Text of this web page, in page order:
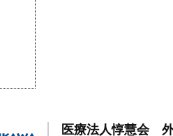
医療法人惇慧会